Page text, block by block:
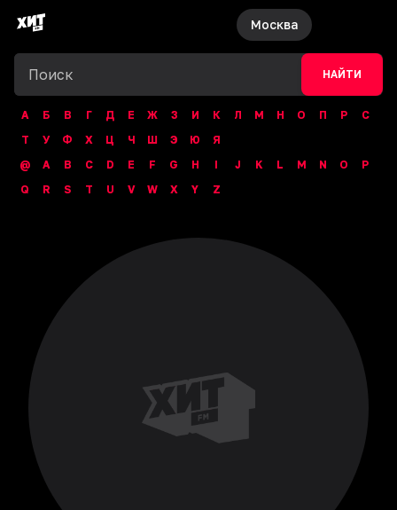
Москва
НАЙТИ
А Б В Г Д Е Ж З И К Л М Н О П Р
С
Т
У Ф Х Ц Ч Ш Э Ю
Я
@
A B C D E F G H I J K L M N O
P
Q
R S T U V W X Y Z